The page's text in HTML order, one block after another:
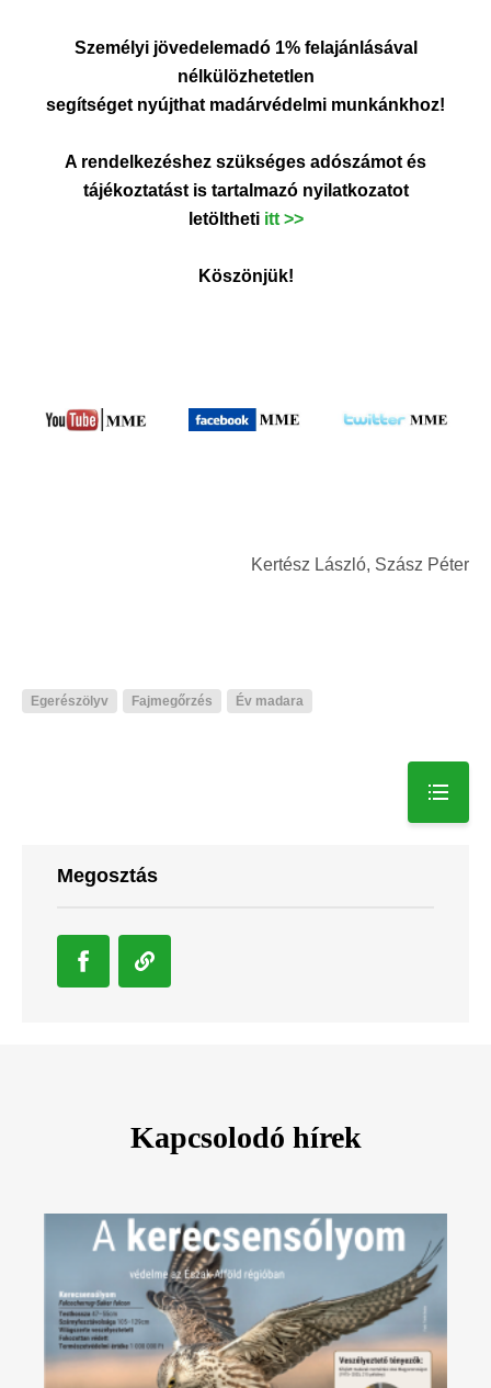
Személyi jövedelemadó 1% felajánlásával
nélkülözhetetlen
segítséget nyújthat madárvédelmi munkánkhoz!
A rendelkezéshez szükséges adószámot és
tájékoztatást is tartalmazó nyilatkozatot
letöltheti itt >>
Köszönjük!
Kertész László, Szász Péter
Egerészölyv Fajmegőrzés Év madara
Megosztás
Kapcsolodó hírek